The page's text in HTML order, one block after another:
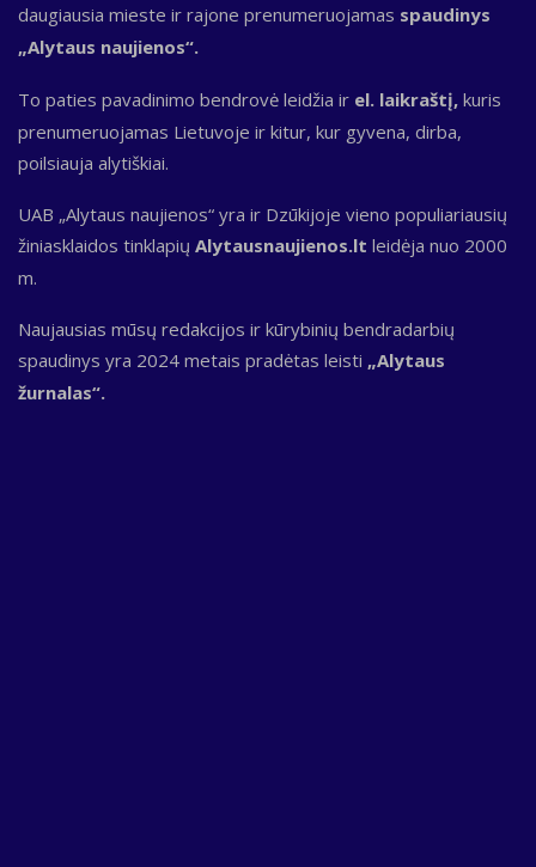
daugiausia mieste ir rajone prenumeruojamas spaudinys
„Alytaus naujienos“.
To paties pavadinimo bendrovė leidžia ir el. laikraštį, kuris
prenumeruojamas Lietuvoje ir kitur, kur gyvena, dirba,
poilsiauja alytiškiai.
UAB „Alytaus naujienos“ yra ir Dzūkijoje vieno populiariausių
žiniasklaidos tinklapių Alytausnaujienos.lt leidėja nuo 2000
m.
Naujausias mūsų redakcijos ir kūrybinių bendradarbių
spaudinys yra 2024 metais pradėtas leisti „Alytaus
žurnalas“.